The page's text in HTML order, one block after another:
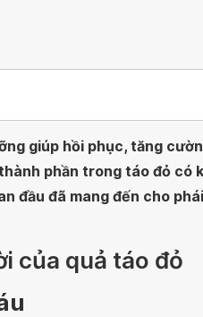
giúp hồi phục, tăng
phần trong táo đỏ có
đầu đã mang đến cho
của quả táo đỏ